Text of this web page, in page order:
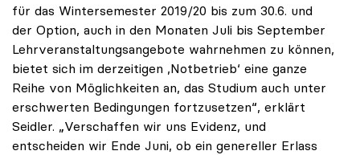
für das Wintersemester 2019/20 bis zum 30.6. und
der Option, auch in den Monaten Juli bis September
Lehrveranstaltungsangebote wahrnehmen zu können,
bietet sich im derzeitigen ,Notbetrieb‘ eine ganze
Reihe von Möglichkeiten an, das Studium auch unter
erschwerten Bedingungen fortzusetzen“, erklärt
Seidler. „Verschaffen wir uns Evidenz, und
entscheiden wir Ende Juni, ob ein genereller Erlass